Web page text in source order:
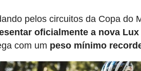
pelos circuitos da Copa do
oficialmente a nova
com um peso mínimo